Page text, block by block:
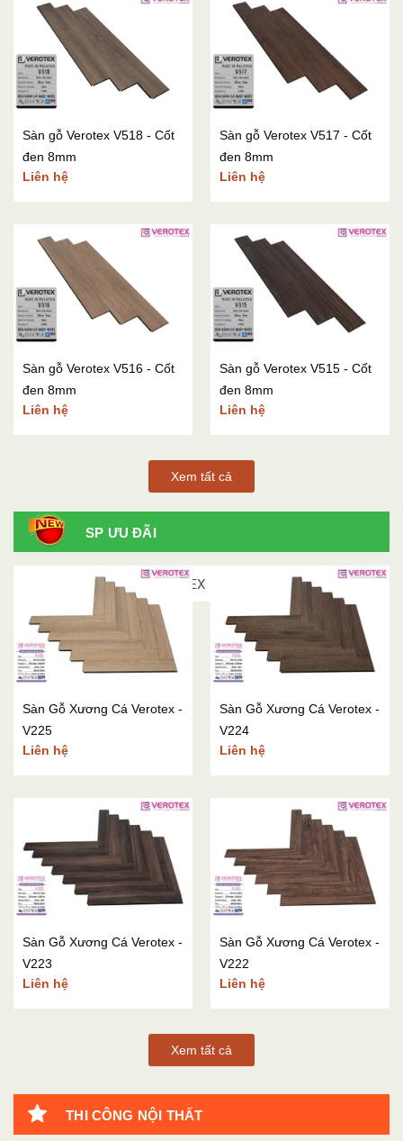
Sàn gỗ Verotex V518 - Cốt
đen 8mm
Liên hệ
Sàn gỗ Verotex V517 - Cốt
đen 8mm
Liên hệ
Sàn gỗ Verotex V516 - Cốt
đen 8mm
Liên hệ
Sàn gỗ Verotex V515 - Cốt
đen 8mm
Liên hệ
Xem tất cả
SP ƯU ĐÃI
SÀN GỖ XƯƠNG CÁ VEROTEX
Sàn Gỗ Xương Cá Verotex -
V225
Liên hệ
Sàn Gỗ Xương Cá Verotex -
V224
Liên hệ
Sàn Gỗ Xương Cá Verotex -
V223
Liên hệ
Sàn Gỗ Xương Cá Verotex -
V222
Liên hệ
Xem tất cả
THI CÔNG NỘI THẤT